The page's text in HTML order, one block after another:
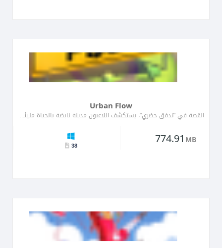
Urban Flow
القصة في "تدفق حضري"، يستكشف اللاعبون مدينة نابضة بالحياة مليئة بالتحديات والمغامرات. يسعى البطل، وهو م...
38
774.91MB